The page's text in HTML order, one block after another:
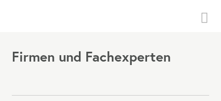
Firmen und Fachexperten